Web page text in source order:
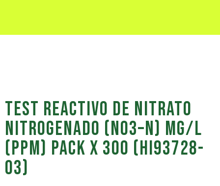
TEST REACTIVO DE NITRATO
NITROGENADO (NO3–N) MG/L
(PPM) PACK X 300 (HI93728-
03)